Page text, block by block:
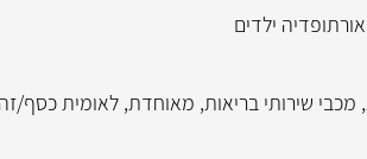
אורתופדיה ילדים
, מכבי שירותי בריאות, מאוחדת, לאומית כסף/